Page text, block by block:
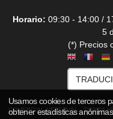
Horario: 09:30 - 14:00 /
5
(*) Precios
COMERCIAL VETERVAL - TIENDA
Usamos cookies de terceros
obtener estadísticas